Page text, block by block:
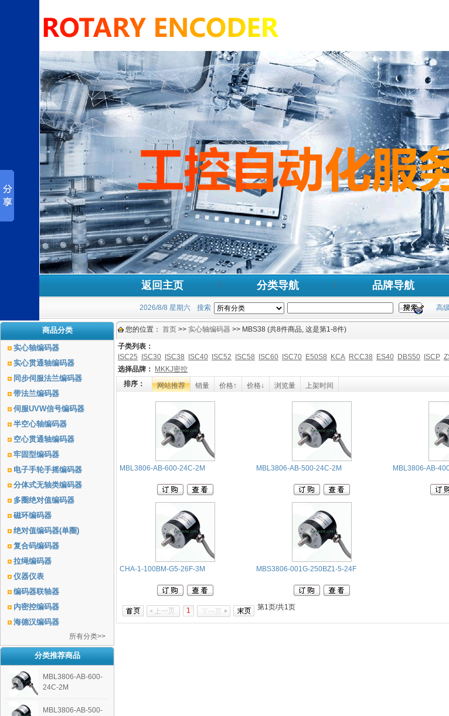
返回主页 分类导航 品牌导航
2026/8/8 星期六 搜索 高
商品分类
实心轴编码器
实心贯通轴编码器
同步伺服法兰编码器
带法兰编码器
伺服UVW信号编码器
半空心轴编码器
空心贯通轴编码器
牢固型编码器
电子手轮手摇编码器
分体式无轴类编码器
多圈绝对值编码器
磁环编码器
绝对值编码器(单圈)
复合码编码器
拉绳编码器
仪器仪表
编码器联轴器
内密控编码器
海德汉编码器
所有分类>>
分类推荐商品
MBL3806-AB-600-
24C-2M
MBL3806-AB-500-
您的位置： 首页 >> 实心轴编码器 >> MBS38 (共8件商品, 这是第1-8件)
子类列表：
ISC25
ISC30 ISC38 ISC40 ISC52 ISC58 ISC60 ISC70 E50S8 KCA RCC38 ES40 DBS50 ISCP
选择品牌：
MKKJ密控
排序：
网站推荐 销量 价格↑ 价格↓ 浏览量 上架时间
MBL3806-AB-600-24C-2M MBL3806-AB-500-24C-2M MBL3806-AB-
CHA-1-100BM-G5-26F-3M MBS3806-001G-250BZ1-5-24F
第1页/共1页
1